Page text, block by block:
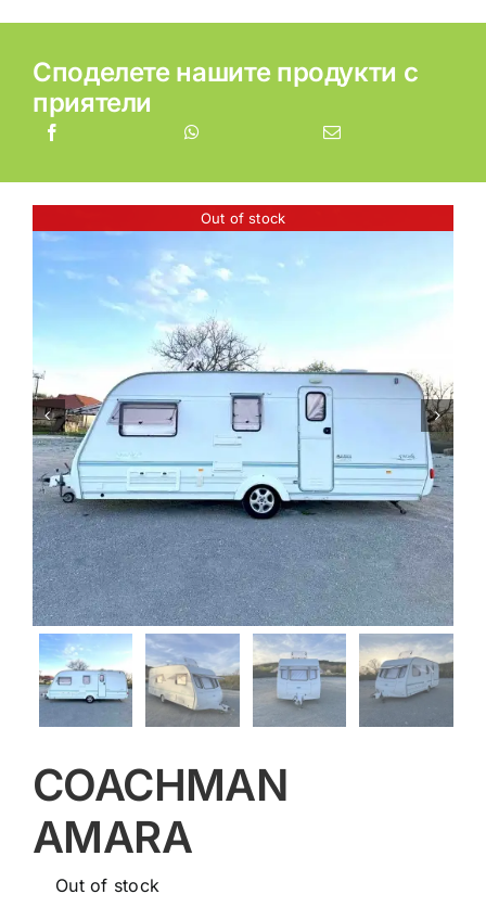
Споделете нашите продукти с
приятели
Out of stock
 
COACHMAN
AMARA
Out of stock